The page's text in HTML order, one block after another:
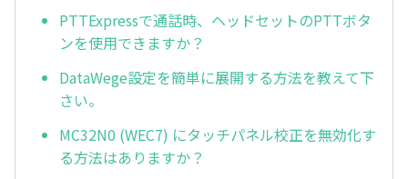
PTTExpressで通話時、ヘッドセットのPTTボタ
ンを使用できますか？
DataWege設定を簡単に展開する方法を教えて下
さい。
MC32N0 (WEC7) にタッチパネル校正を無効化す
る方法はありますか？